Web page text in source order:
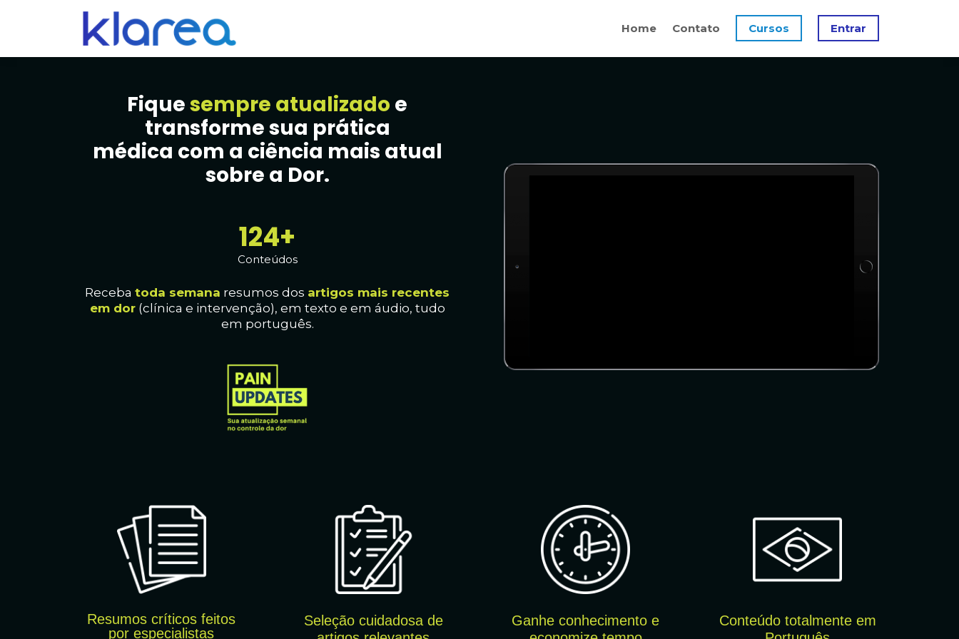
Home Contato Cursos Entrar
Fiquesempre atualizado e
transforme sua prática
médica com a ciência mais atual
sobre a Dor.
130+
Conteúdos
Recebatoda semana resumos dos artigos mais recentes
em dor(clínica e intervenção), em texto e em áudio, tudo
em português.
Resumos críticos feitos
porespecialistas
Seleção cuidadosa de
Ganhe conhecimento e
Conteúdo totalmente em